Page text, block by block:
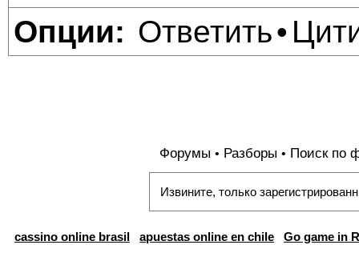
Опции: Ответить•
Форумы • Разборы • Поиск по
Извините, только
cassino online brasil apuestas online en chile Go game in